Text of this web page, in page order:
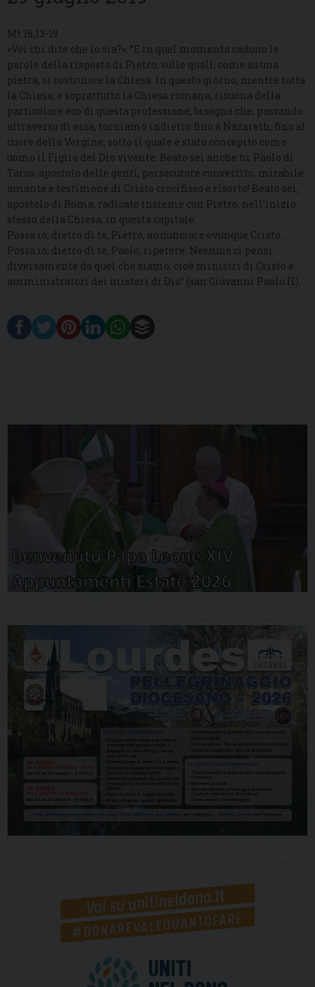
Mt 16,13-19
«Voi chi dite che io sia?». “E in quel momento cadono le
parole della risposta di Pietro, sulle quali, come su una
pietra, si costruisce la Chiesa. In questo giorno, mentre tutta
la Chiesa, e soprattutto la Chiesa romana, risuona della
particolare eco di questa professione, bisogna che, passando
attraverso di essa, torniamo indietro fino a Nazareth, fino al
cuore della Vergine, sotto il quale è stato concepito come
uomo il Figlio del Dio vivente. Beato sei anche tu, Paolo di
Tarso, apostolo delle genti, persecutore convertito, mirabile
amante e testimone di Cristo crocifisso e risorto! Beato sei,
apostolo di Roma, radicato insieme con Pietro, nell’inizio
stesso della Chiesa, in questa capitale.
Possa io, dietro di te, Pietro, annunciare ovunque Cristo …
Possa io, dietro di te, Paolo, ripetere: Nessuno ci pensi
diversamente da quel che siamo, cioè ministri di Cristo e
amministratori dei misteri di Dio” (san Giovanni Paolo II).